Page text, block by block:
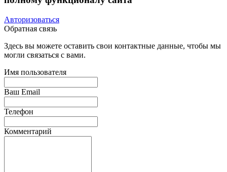
Авторизоваться
Обратная связь
Здесь вы можете оставить свои контактные данные, чтобы мы
могли связаться с вами.
Имя пользователя
Ваш Email
Телефон
Комментарий